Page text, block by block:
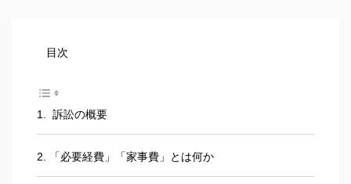
目次
1. 訴訟の概要
2. 「必要経費」「家事費」とは何か